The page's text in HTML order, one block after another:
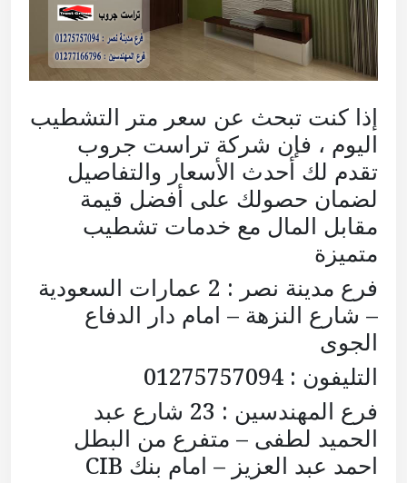
إذا كنت تبحث عن سعر متر التشطيب
اليوم ، فإن شركة تراست جروب
تقدم لك أحدث الأسعار والتفاصيل
لضمان حصولك على أفضل قيمة
مقابل المال مع خدمات تشطيب
متميزة
فرع مدينة نصر : 2 عمارات السعودية
– شارع النزهة – امام دار الدفاع
الجوى
التليفون : 01275757094
فرع المهندسين : 23 شارع عبد
الحميد لطفى – متفرع من البطل
احمد عبد العزيز – امام بنك CIB